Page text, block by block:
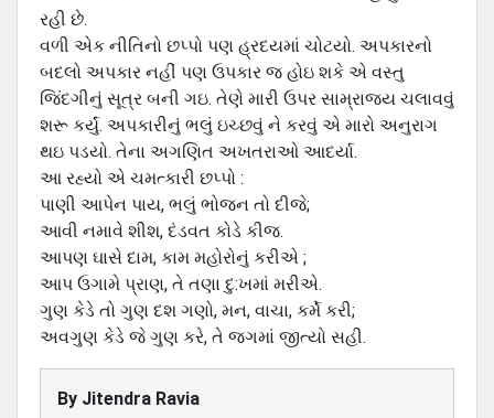
રહી છે.
વળી એક નીતિનો છપ્‍પો પણ હ્રદયમાં ચોટયો. અપકારનો
બદલો અપકાર નહીં પણ ઉપકાર જ હોઇ શકે એ વસ્‍તુ
જિંદગીનું સૂત્ર બની ગઇ. તેણે મારી ઉપર સામ્રાજય ચલાવવું
શરૂ કર્યું. અપકારીનું ભલું ઇચ્‍છવું ને કરવું એ મારો અનુરાગ
થઇ પડયો. તેના અગણિત અખતરાઓ આદર્યા.
આ રહ્યો એ ચમત્‍કારી છપ્‍પો :
પાણી આપેન પાય, ભલું ભોજન તો દીજે;
આવી નમાવે શીશ, દંડવત કોડે કીજ.
આપણ ઘાસે દામ, કામ મહોરોનું કરીએ ;
આપ ઉગામે પ્રાણ, તે તણા દુ:ખમાં મરીએ.
ગુણ કેડે તો ગુણ દશ ગણો, મન, વાચા, કર્મે કરી;
અવગુણ કેડે જે ગુણ કરે, તે જગમાં જીત્‍યો સહી.
By Jitendra Ravia